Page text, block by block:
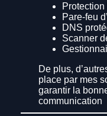
Pare-feu
DNS
Scanner
De plus,
place par mes
garantir la
communication